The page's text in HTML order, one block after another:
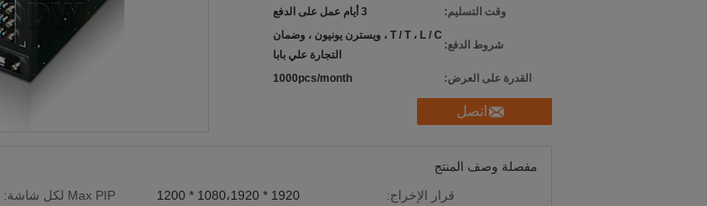
وقت التسليم:
3 أيام عمل على الدفع
شروط الدفع:
T / T ، L / C ، ويسترن يونيون ، وضمان
التجارة علي بابا
القدرة على العرض:
1000pcs/month
اتصل
مفصلة وصف المنتج
قرار الإخراج:
1920 * 1080،1920 * 1200 Max PIP لكل شاشة: